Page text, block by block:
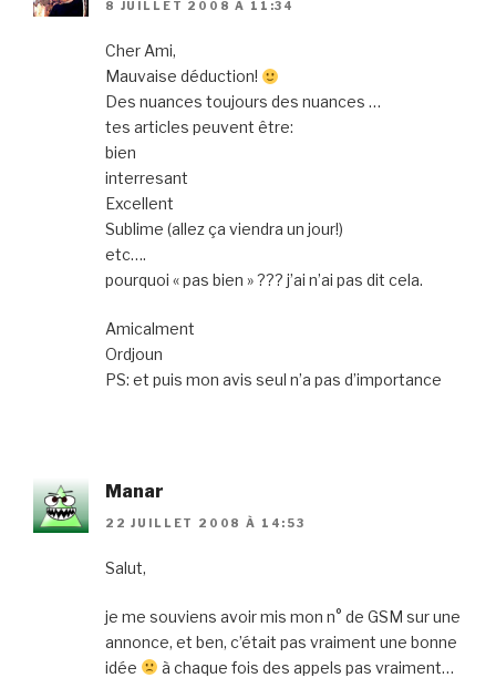
8 JUILLET 2008 À 11:34
Cher Ami,
Mauvaise déduction!
Des nuances toujours des nuances …
tes articles peuvent être:
bien
interresant
Excellent
Sublime (allez ça viendra un jour!)
etc….
pourquoi « pas bien » ??? j’ai n’ai pas dit cela.
Amicalment
Ordjoun
PS: et puis mon avis seul n’a pas d’importance
Manar
22 JUILLET 2008 À 14:53
Salut,
je me souviens avoir mis mon n° de GSM sur une
annonce, et ben, c’était pas vraiment une bonne
idée
à chaque fois des appels pas vraiment…